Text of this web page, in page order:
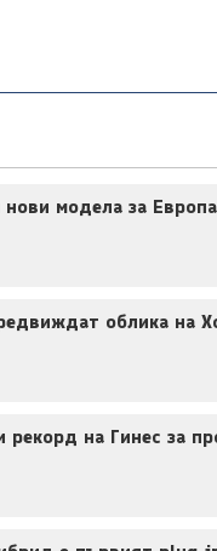
модела за Европа
облика на
рекорд на Гинес за